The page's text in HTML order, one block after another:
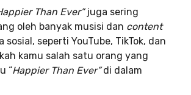
Than Ever”juga sering
oleh banyak musisi dan content
sosial, seperti YouTube, TikTok, dan
kamu salah satu orang yang
“Happier Than Ever”di dalam